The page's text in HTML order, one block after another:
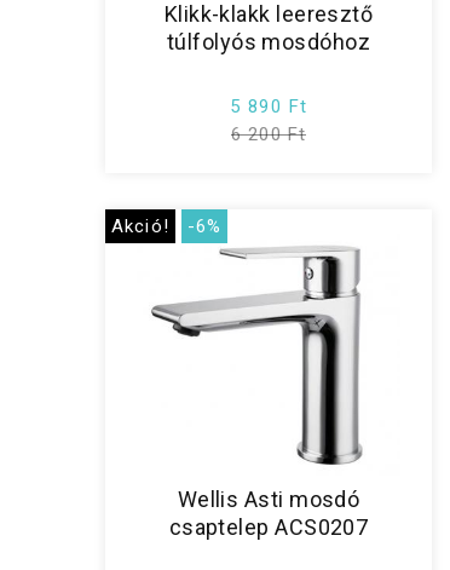
Klikk-klakk leeresztő
túlfolyós mosdóhoz
5 890 Ft
6 200 Ft
Akció! -6%
Wellis Asti mosdó
csaptelep ACS0207